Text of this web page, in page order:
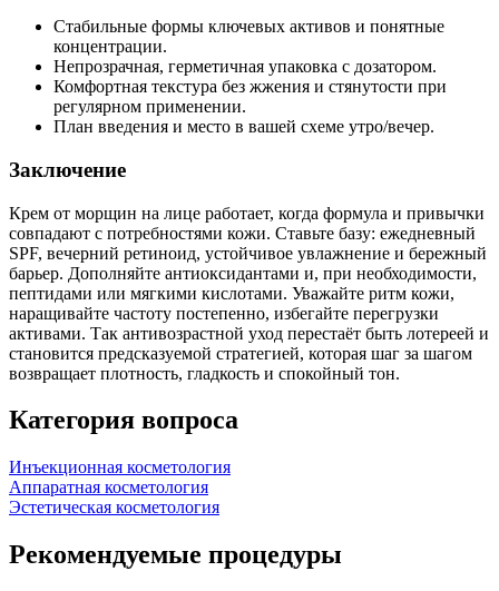
Стабильные формы ключевых активов и понятные
концентрации.
Непрозрачная, герметичная упаковка с дозатором.
Комфортная текстура без жжения и стянутости при
регулярном применении.
План введения и место в вашей схеме утро/вечер.
Заключение
Крем от морщин на лице работает, когда формула и привычки
совпадают с потребностями кожи. Ставьте базу: ежедневный
SPF, вечерний ретиноид, устойчивое увлажнение и бережный
барьер. Дополняйте антиоксидантами и, при необходимости,
пептидами или мягкими кислотами. Уважайте ритм кожи,
наращивайте частоту постепенно, избегайте перегрузки
активами. Так антивозрастной уход перестаёт быть лотереей и
становится предсказуемой стратегией, которая шаг за шагом
возвращает плотность, гладкость и спокойный тон.
Категория вопроса
Инъекционная косметология
Аппаратная косметология
Эстетическая косметология
Рекомендуемые процедуры